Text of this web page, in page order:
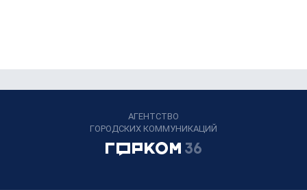
АГЕНТСТВО
ГОРОДСКИХ КОММУНИКАЦИЙ